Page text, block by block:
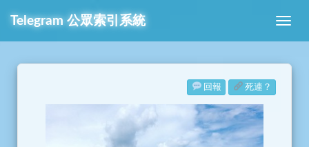
Telegram 公眾索引系統
回報 死連？